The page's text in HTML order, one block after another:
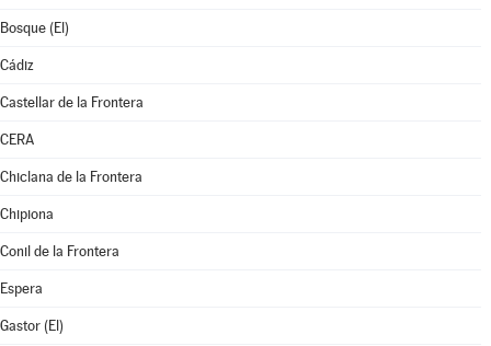
Bosque (El)
Cádiz
Castellar de la Frontera
CERA
Chiclana de la Frontera
Chipiona
Conil de la Frontera
Espera
Gastor (El)